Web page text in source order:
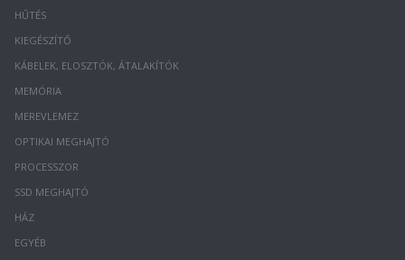
HŰTÉS
KIEGÉSZÍTŐ
KÁBELEK, ELOSZTÓK, ÁTALAKÍTÓK
MEMÓRIA
MEREVLEMEZ
OPTIKAI MEGHAJTÓ
PROCESSZOR
SSD MEGHAJTÓ
HÁZ
EGYÉB